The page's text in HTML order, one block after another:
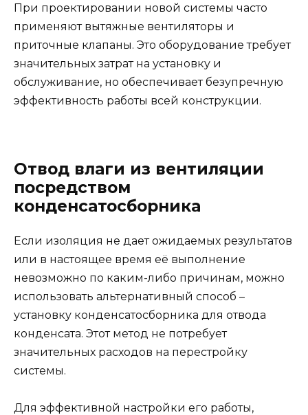
При проектировании новой системы часто
применяют вытяжные вентиляторы и
приточные клапаны. Это оборудование требует
значительных затрат на установку и
обслуживание, но обеспечивает безупречную
эффективность работы всей конструкции.
Отвод влаги из вентиляции
посредством
конденсатосборника
Если изоляция не дает ожидаемых результатов
или в настоящее время её выполнение
невозможно по каким-либо причинам, можно
использовать альтернативный способ –
установку конденсатосборника для отвода
конденсата. Этот метод не потребует
значительных расходов на перестройку
системы.
Для эффективной настройки его работы,